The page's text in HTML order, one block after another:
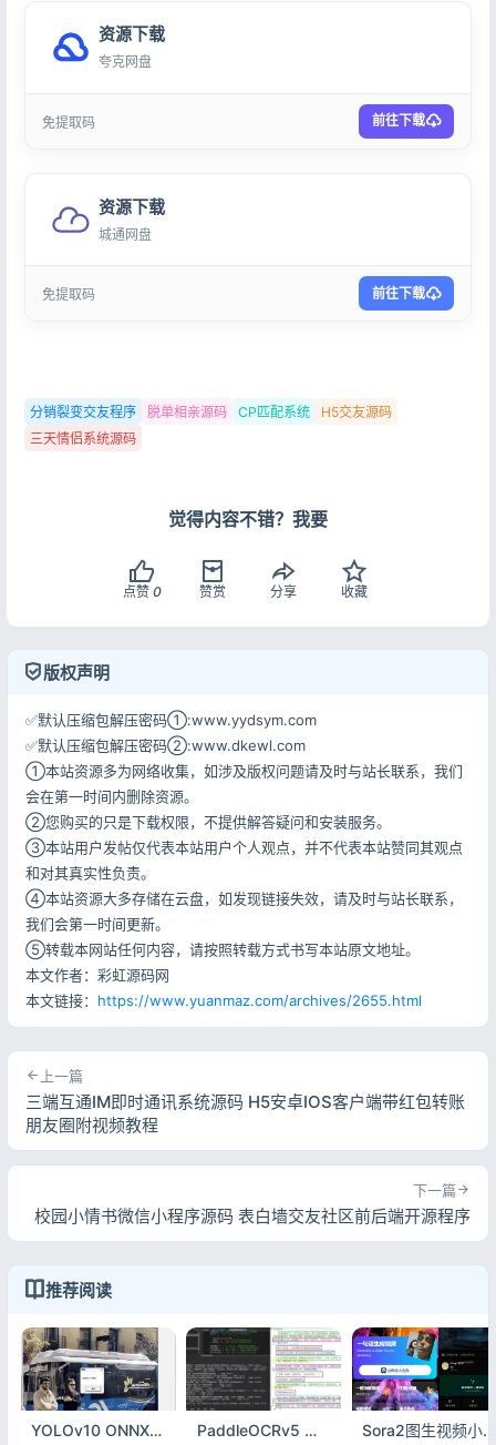
资源下载
夸克网盘
免提取码 前往下载
资源下载
城通网盘
免提取码 前往下载
分销裂变交友程序 脱单相亲源码 CP匹配系统
H5交友源码
三天情侣系统源码
觉得内容不错？我要
点赞 0 赞赏 分享 收藏
版权声明
✅默认压缩包解压密码①:www.yydsym.com
✅默认压缩包解压密码②:www.dkewl.com
①本站资源多为网络收集，如涉及版权问题请及时与站长联系，我们
会在第一时间内删除资源。
②您购买的只是下载权限，不提供解答疑问和安装服务。
③本站用户发帖仅代表本站用户个人观点，并不代表本站赞同其观点
和对其真实性负责。
④本站资源大多存储在云盘，如发现链接失效，请及时与站长联系，
我们会第一时间更新。
⑤转载本网站任何内容，请按照转载方式书写本站原文地址。
本文作者：彩虹源码网
本文链接： https://www.yuanmaz.com/archives/2655.html
上一篇
三端互通IM即时通讯系统源码 H5安卓IOS客户端带红包转账
朋友圈附视频教程
下一篇
校园小情书微信小程序源码 表白墙交友社区前后端开源程序
推荐阅读
YOLOv10 ONNX目标检测DLL 易语言完整调用示例源码 PaddleOCRv5 文字识别 易语言完整调用源码 Sora2图生视频小程序源码 前后端完整 带部署教程